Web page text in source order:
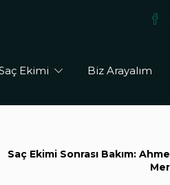
Ekimi Biz Arayalım
Saç Ekimi Sonrası Bakım: